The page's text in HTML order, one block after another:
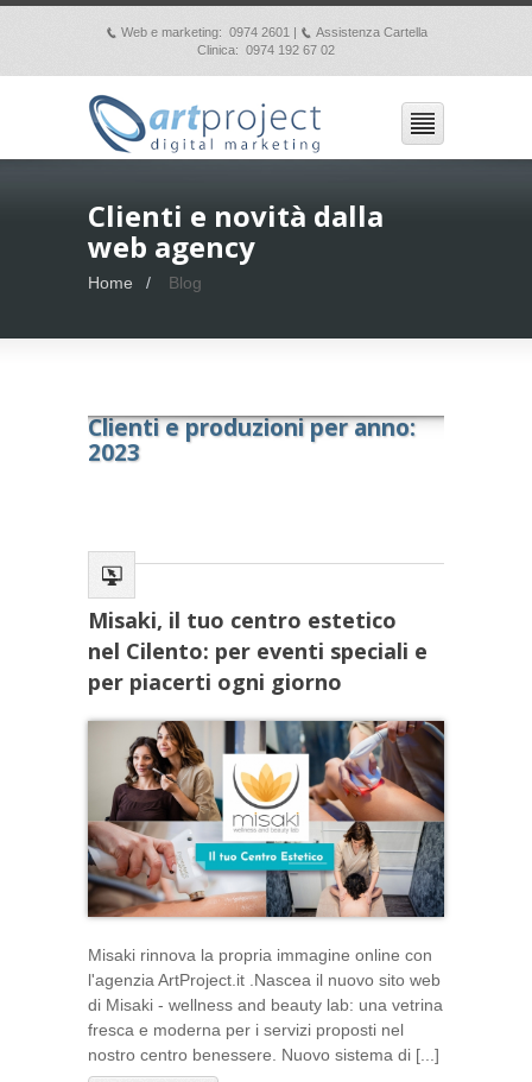
p Web e marketing: 0974 2601 | p
Assistenza Cartella
Clinica: 0974 192 67 02
Clienti e novità dalla
web agency
Home Blog
Clienti e produzioni per anno:
2023
Misaki, il tuo centro estetico
nel Cilento: per eventi speciali e
per piacerti ogni giorno
Misaki rinnova la propria immagine online con
l'agenzia ArtProject.it .Nascea il nuovo sito web
di Misaki - wellness and beauty lab: una vetrina
fresca e moderna per i servizi proposti nel
nostro centro benessere. Nuovo sistema di [...]